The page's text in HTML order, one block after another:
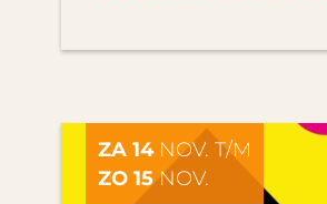
ZA 14NOV. T/M
ZO 15NOV.